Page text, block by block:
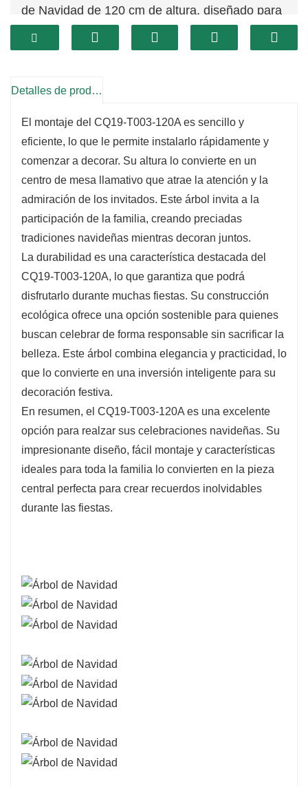
de Navidad de 120 cm de altura, diseñado para
ser el centro de atención de tu decoración
navideña. Sus exuberantes ramas verdes crean
exhibir tus adornos favoritos. Su generosa
permitiéndote llenar tu espacio de espíritu
navideño.
Elaborado con materiales de alta calidad, el CQ19-
adornos clásicos hasta detalles caprichosos. Este
árbol fomenta la creatividad, permitiéndote
personalizarlo a tu gusto. Con un amplio espacio
para colocar decoraciones en capas, brinda una
excelente oportunidad para que las familias se
reúnan y creen una exhibición navideña única.
Detalles de producto
El montaje del CQ19-T003-120A es sencillo y
eficiente, lo que le permite instalarlo rápidamente y
comenzar a decorar. Su altura lo convierte en un
centro de mesa llamativo que atrae la atención y la
admiración de los invitados. Este árbol invita a la
participación de la familia, creando preciadas
tradiciones navideñas mientras decoran juntos.
La durabilidad es una característica destacada del
CQ19-T003-120A, lo que garantiza que podrá
disfrutarlo durante muchas fiestas. Su construcción
ecológica ofrece una opción sostenible para quienes
buscan celebrar de forma responsable sin sacrificar la
belleza. Este árbol combina elegancia y practicidad, lo
que lo convierte en una inversión inteligente para su
decoración festiva.
En resumen, el CQ19-T003-120A es una excelente
opción para realzar sus celebraciones navideñas. Su
impresionante diseño, fácil montaje y características
ideales para toda la familia lo convierten en la pieza
central perfecta para crear recuerdos inolvidables
durante las fiestas.